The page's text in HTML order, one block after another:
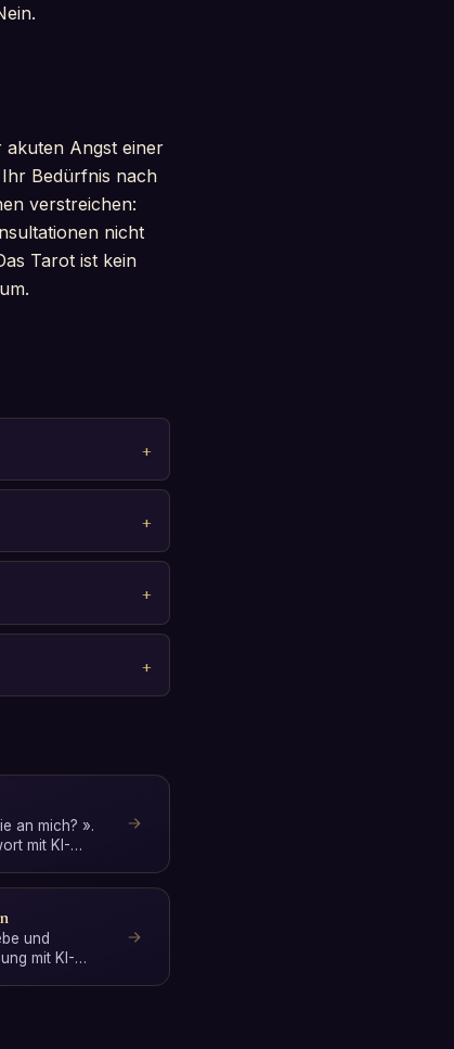
Angst einer
Bedürfnis nach
verstreichen:
nicht
Tarot ist kein
an mich? ».
mit KI-
und
mit KI-